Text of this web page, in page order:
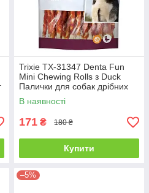
Trixie TX-31347 Denta Fun
Mini Chewing Rolls з Duck
Палички для собак дрібних
порід з качиною грудкою 6
см, 120 г
В наявності
171 ₴ 180 ₴
Купити
–5%